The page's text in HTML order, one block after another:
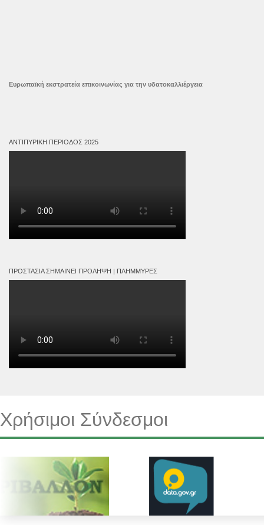
Ευρωπαϊκή εκστρατεία επικοινωνίας για την υδατοκαλλιέργεια
ΑΝΤΙΠΥΡΙΚΉ ΠΕΡΊΟΔΟΣ 2025
ΠΡΟΣΤΑΣΊΑ ΣΗΜΑΊΝΕΙ ΠΡΌΛΗΨΗ | ΠΛΗΜΜΎΡΕΣ
Χρήσιμοι Σύνδεσμοι